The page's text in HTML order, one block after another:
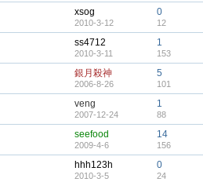
xsog
2010-3-12
0
12
ss4712
2010-3-11
1
153
銀月殺神
2006-8-26
5
101
veng
2007-12-24
1
88
seefood
2009-4-6
14
156
hhh123h
2010-3-5
0
24